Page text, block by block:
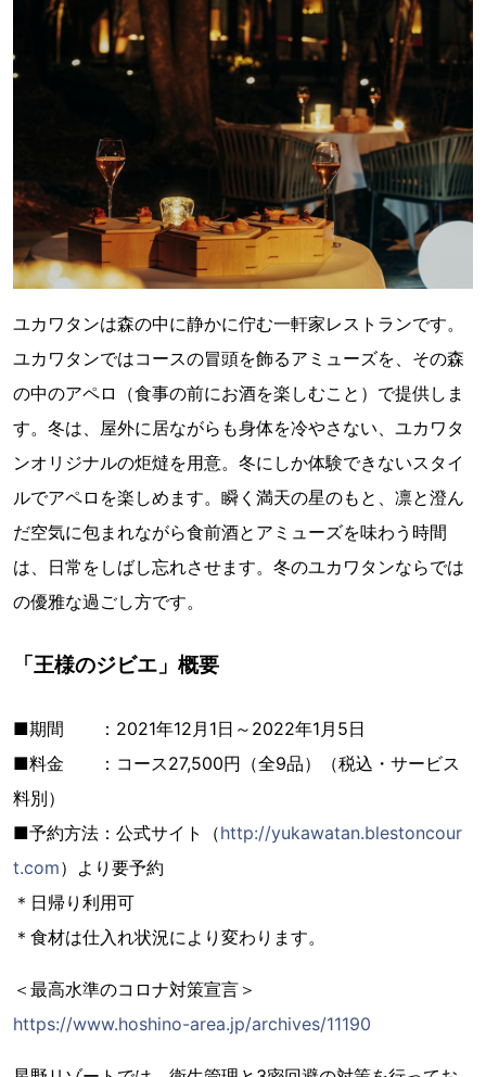
ユカワタンは森の中に静かに佇む一軒家レストランです。
ユカワタンではコースの冒頭を飾るアミューズを、その森
の中のアペロ（食事の前にお酒を楽しむこと）で提供しま
す。冬は、屋外に居ながらも身体を冷やさない、ユカワタ
ンオリジナルの炬燵を用意。冬にしか体験できないスタイ
ルでアペロを楽しめます。瞬く満天の星のもと、凛と澄ん
だ空気に包まれながら食前酒とアミューズを味わう時間
は、日常をしばし忘れさせます。冬のユカワタンならでは
の優雅な過ごし方です。
「王様のジビエ」概要
■期間 ：2021年12月1日～2022年1月5日
■料金 ：コース27,500円（全9品）（税込・サービス
料別）
■予約方法：公式サイト（http://yukawatan.blestoncour
t.com）より要予約
＊日帰り利用可
＊食材は仕入れ状況により変わります。
＜最高水準のコロナ対策宣言＞
https://www.hoshino-area.jp/archives/11190